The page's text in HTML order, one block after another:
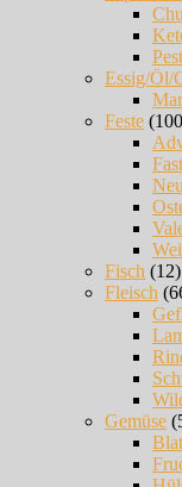
Essig/Öl/
Feste
Fisch (12)
Fleisch
Gemüse